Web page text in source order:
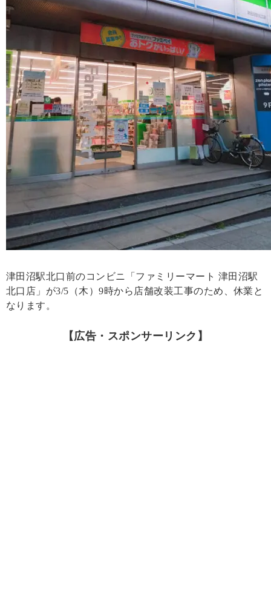
津田沼駅北口前のコンビニ「ファミリーマート 津田沼駅
北口店」が3/5（木）9時から店舗改装工事のため、休業と
なります。
【広告・スポンサーリンク】